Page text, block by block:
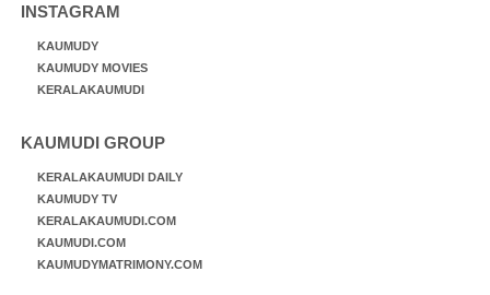
INSTAGRAM
KAUMUDY
KAUMUDY MOVIES
KERALAKAUMUDI
KAUMUDI GROUP
KERALAKAUMUDI DAILY
KAUMUDY TV
KERALAKAUMUDI.COM
KAUMUDI.COM
KAUMUDYMATRIMONY.COM